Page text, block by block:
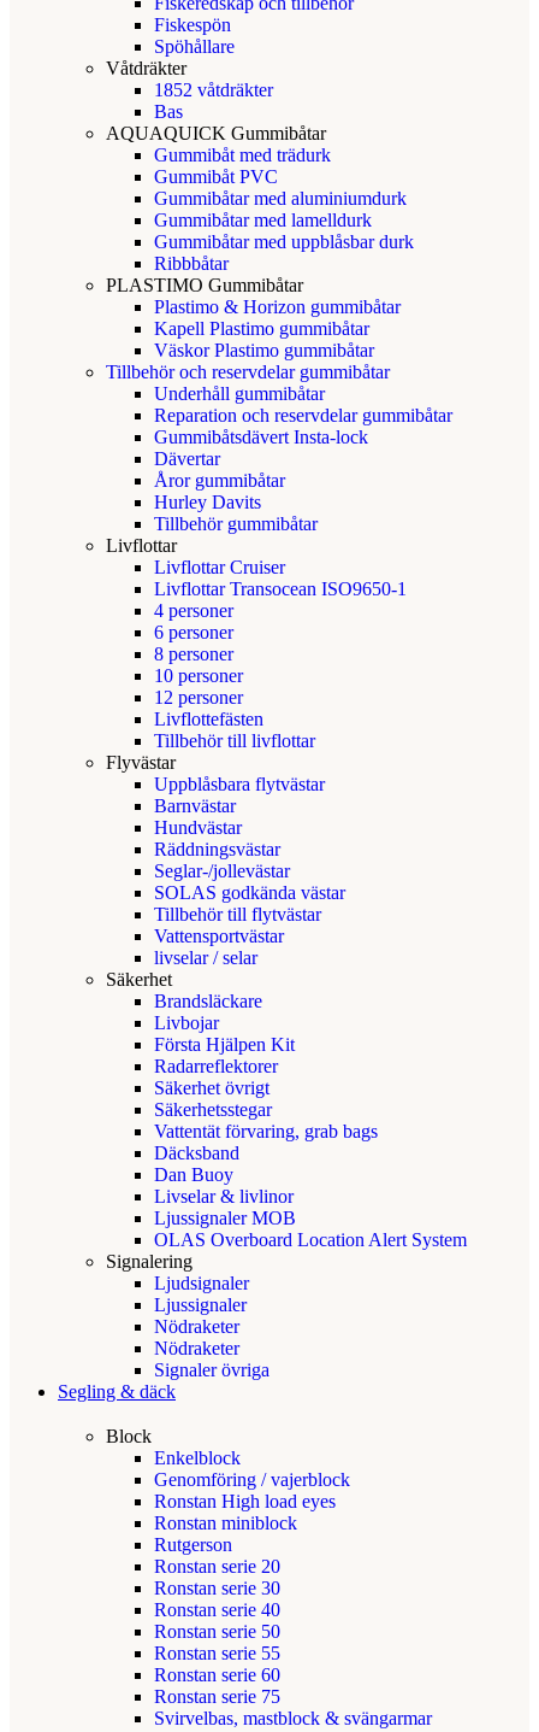
Fiskespön
Spöhållare
Våtdräkter
1852 våtdräkter
Bas
AQUAQUICK Gummibåtar
Gummibåt med trädurk
Gummibåt PVC
Gummibåtar med aluminiumdurk
Gummibåtar med lamelldurk
Gummibåtar med uppblåsbar durk
Ribbbåtar
PLASTIMO Gummibåtar
Plastimo & Horizon gummibåtar
Kapell Plastimo gummibåtar
Väskor Plastimo gummibåtar
Tillbehör och reservdelar gummibåtar
Underhåll gummibåtar
Reparation och reservdelar gummibåtar
Gummibåtsdävert Insta-lock
Dävertar
Åror gummibåtar
Hurley Davits
Tillbehör gummibåtar
Livflottar
Livflottar Cruiser
Livflottar Transocean ISO9650-1
4 personer
6 personer
8 personer
10 personer
12 personer
Livflottefästen
Tillbehör till livflottar
Flyvästar
Uppblåsbara flytvästar
Barnvästar
Hundvästar
Räddningsvästar
Seglar-/jollevästar
SOLAS godkända västar
Tillbehör till flytvästar
Vattensportvästar
livselar / selar
Säkerhet
Brandsläckare
Livbojar
Första Hjälpen Kit
Radarreflektorer
Säkerhet övrigt
Säkerhetsstegar
Vattentät förvaring, grab bags
Däcksband
Dan Buoy
Livselar & livlinor
Ljussignaler MOB
OLAS Overboard Location Alert System
Signalering
Ljudsignaler
Ljussignaler
Nödraketer
Nödraketer
Signaler övriga
Segling & däck
Block
Enkelblock
Genomföring / vajerblock
Ronstan High load eyes
Ronstan miniblock
Rutgerson
Ronstan serie 20
Ronstan serie 30
Ronstan serie 40
Ronstan serie 50
Ronstan serie 55
Ronstan serie 60
Ronstan serie 75
Svirvelbas, mastblock & svängarmar